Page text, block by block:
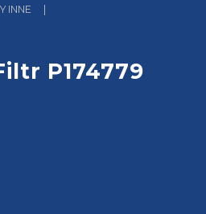
INNE
|
P174779